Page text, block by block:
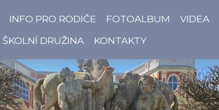
INFO PRO RODIČE FOTOALBUM VIDEA
ŠKOLNÍ DRUŽINA KONTAKTY